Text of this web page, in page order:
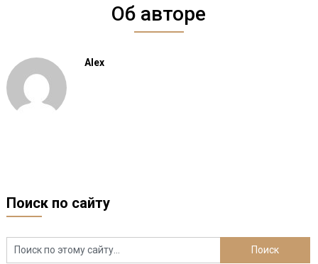
Об авторе
Alex
Поиск по сайту